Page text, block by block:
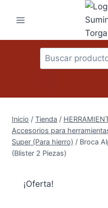
Búsqueda
de
Inicio / Tienda /
Accesorios para
Super (Para hierro) / Broca
(Blister 2 Piezas)
¡Oferta!